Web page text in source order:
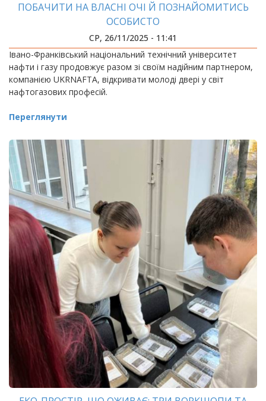
ПОБАЧИТИ НА ВЛАСНІ ОЧІ Й ПОЗНАЙОМИТИСЬ
ОСОБИСТО
СР, 26/11/2025 - 11:41
Івано-Франківський національний технічний університет
нафти і газу продовжує разом зі своїм надійним партнером,
компанією UKRNAFTA, відкривати молоді двері у світ
нафтогазових професій.
Переглянути